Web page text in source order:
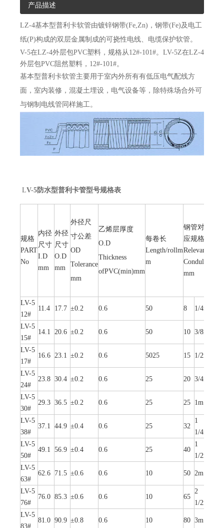
产品描述
LZ-4基本型普利卡软管由镀锌钢带(Fe,Zn)，钢带(Fe)及电工
纸(P)构成的双层金属制成的可挠性电线、电缆保护软管。
V-5在LZ-4外层包PVC塑料，规格从12#-101#。 LV-5Z在LZ-4
外层包PVC阻然塑料，12#-101#。
基本型普利卡软管主要用于室内外所有有低压电气配线方
面，室内装修，混凝土埋设，电气设备等，除特殊场合外可
与钢制电线管同样施工。
LV-5防水型普利卡管型号规格表
规格
PART
No
内径
尺寸
I.D
mm
外径
尺寸
O.D
mm
外径尺
寸公差
OD
Tolerance
mm
乙烯层厚度
O.D
Thickness
ofPVC(min)mm
每卷长
Length/rollm
m
钢管对
应规格
Relevant
Condult
mm
LV-5
12#
11.4 17.7 ±0.2 0.6 50 8 1/4m
LV-5
15#
14.1 20.6 ±0.2 0.6 50 10 3/8m
LV-5
17#
16.6 23.1 ±0.2 0.6 5025 15 1/2m
LV-5
24#
23.8 30.4 ±0.2 0.6 25 20 3/4m
LV-5
30#
29.3 36.5 ±0.2 0.6 25 25 1m
LV-5
38#
37.1 44.9 ±0.4 0.6 25 32
1
1/4m
LV-5
50#
49.1 56.9 ±0.4 0.6 25 40
1
1/2m
LV-5
63#
62.6 71.5 ±0.6 0.6 10 50 2m
LV-5
76#
76.0 85.3 ±0.6 0.6 10 65
2
1/2m
LV-5
83#
81.0 90.9 ±0.8 0.6 10 80 3m